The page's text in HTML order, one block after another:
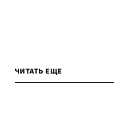
ЧИТАТЬ ЕЩЕ